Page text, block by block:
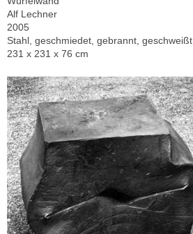
Alf Lechner
2005
Stahl, geschmiedet, gebrannt, geschweißt
231 x 231 x 76 cm